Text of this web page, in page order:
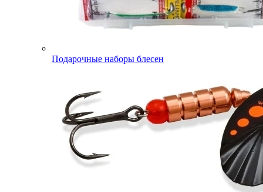
Подарочные наборы блесен